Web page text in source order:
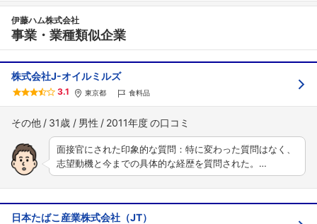
伊藤ハム株式会社
事業・業種類似企業
株式会社J-オイルミルズ
3.1 東京都 食料品
その他 31歳 男性 2011年度
面接官にされた印象的な質問：特に変わった質問はなく、
志望動機と今までの具体的な経歴を質問された。…
日本たばこ産業株式会社（JT）